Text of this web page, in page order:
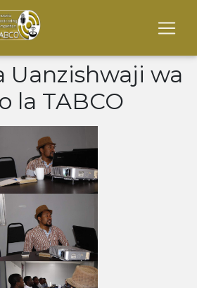
Uanzishwaji wa
la TABCO